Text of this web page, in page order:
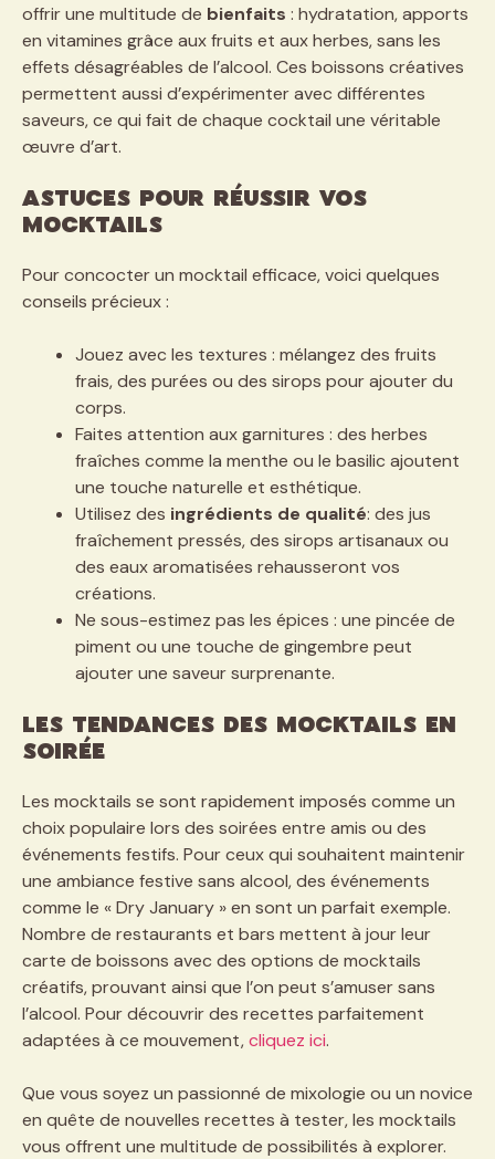
offrir une multitude de bienfaits : hydratation, apports
en vitamines grâce aux fruits et aux herbes, sans les
effets désagréables de l’alcool. Ces boissons créatives
permettent aussi d’expérimenter avec différentes
saveurs, ce qui fait de chaque cocktail une véritable
œuvre d’art.
Astuces pour réussir vos
mocktails
Pour concocter un mocktail efficace, voici quelques
conseils précieux :
Jouez avec les textures : mélangez des fruits
frais, des purées ou des sirops pour ajouter du
corps.
Faites attention aux garnitures : des herbes
fraîches comme la menthe ou le basilic ajoutent
une touche naturelle et esthétique.
Utilisez des ingrédients de qualité: des jus
fraîchement pressés, des sirops artisanaux ou
des eaux aromatisées rehausseront vos
créations.
Ne sous-estimez pas les épices : une pincée de
piment ou une touche de gingembre peut
ajouter une saveur surprenante.
Les tendances des mocktails en
soirée
Les mocktails se sont rapidement imposés comme un
choix populaire lors des soirées entre amis ou des
événements festifs. Pour ceux qui souhaitent maintenir
une ambiance festive sans alcool, des événements
comme le « Dry January » en sont un parfait exemple.
Nombre de restaurants et bars mettent à jour leur
carte de boissons avec des options de mocktails
créatifs, prouvant ainsi que l’on peut s’amuser sans
l’alcool. Pour découvrir des recettes parfaitement
adaptées à ce mouvement,cliquez ici.
Que vous soyez un passionné de mixologie ou un novice
en quête de nouvelles recettes à tester, les mocktails
vous offrent une multitude de possibilités à explorer.